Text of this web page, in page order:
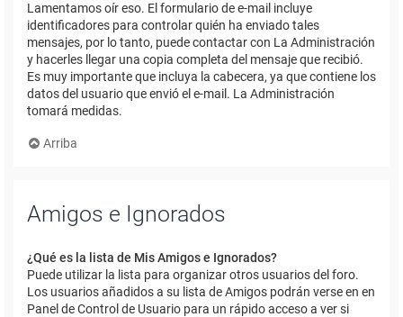
Lamentamos oír eso. El formulario de e-mail incluye
identificadores para controlar quién ha enviado tales
mensajes, por lo tanto, puede contactar con La Administración
y hacerles llegar una copia completa del mensaje que recibió.
Es muy importante que incluya la cabecera, ya que contiene los
datos del usuario que envió el e-mail. La Administración
tomará medidas.
Arriba
Amigos e Ignorados
¿Qué es la lista de Mis Amigos e Ignorados?
Puede utilizar la lista para organizar otros usuarios del foro.
Los usuarios añadidos a su lista de Amigos podrán verse en en
Panel de Control de Usuario para un rápido acceso a ver si